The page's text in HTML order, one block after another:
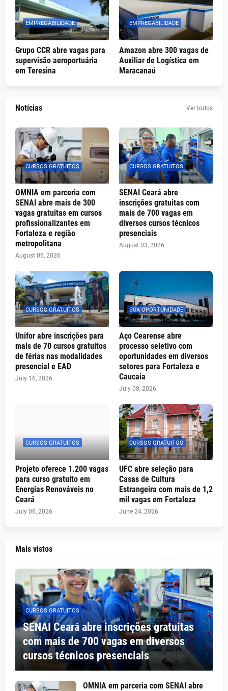
EMPREGABILIDADE
Grupo CCR abre vagas para
supervisão aeroportuária
em Teresina
EMPREGABILIDADE
Amazon abre 300 vagas de
Auxiliar de Logística em
Maracanaú
Notícias Ver todos
CURSOS GRATUITOS
OMNIA em parceria com
SENAI abre mais de 300
vagas gratuitas em cursos
profissionalizantes em
Fortaleza e região
metropolitana
August 06, 2026
CURSOS GRATUITOS
SENAI Ceará abre
inscrições gratuitas com
mais de 700 vagas em
diversos cursos técnicos
presenciais
August 03, 2026
CURSOS GRATUITOS
Unifor abre inscrições para
mais de 70 cursos gratuitos
de férias nas modalidades
presencial e EAD
July 16, 2026
SUA OPORTUNIDADE
Aço Cearense abre
processo seletivo com
oportunidades em diversos
setores para Fortaleza e
Caucaia
July 08, 2026
CURSOS GRATUITOS
Projeto oferece 1.200 vagas
para curso gratuito em
Energias Renováveis no
Ceará
July 06, 2026
CURSOS GRATUITOS
UFC abre seleção para
Casas de Cultura
Estrangeira com mais de 1,2
mil vagas em Fortaleza
June 24, 2026
Mais vistos
CURSOS GRATUITOS
SENAI Ceará abre inscrições gratuitas
com mais de 700 vagas em diversos
cursos técnicos presenciais
OMNIA em parceria com SENAI abre